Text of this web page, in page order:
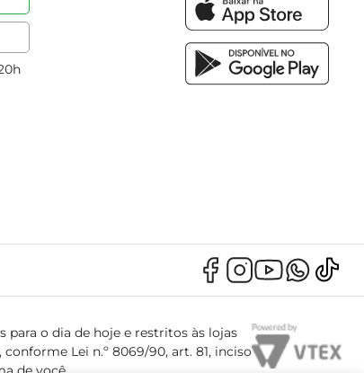
o dia de hoje e restritos às lojas
Lei n.º 8069/90, art. 81, inciso